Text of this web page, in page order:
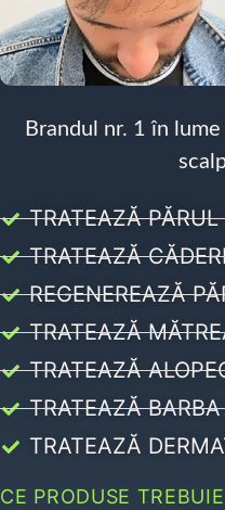
Brandul nr. 1 în
TRATEAZĂ
TRATEAZĂ
REGENEREAZĂ
TRATEAZĂ
TRATEAZĂ
TRATEAZĂ BARBA
TRATEAZĂ
CE PRODUSE